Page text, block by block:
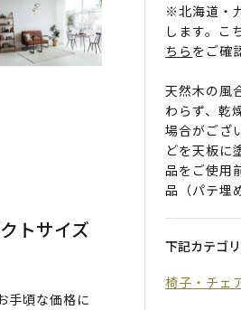
トサイズ
手頃な価格に
※北海道・
します。こ
ちら をご確
天然木の風
わらず、乾
場合がござ
どを天板に
品をご使用
品（パテ埋
下記カテゴ
椅子・チェ